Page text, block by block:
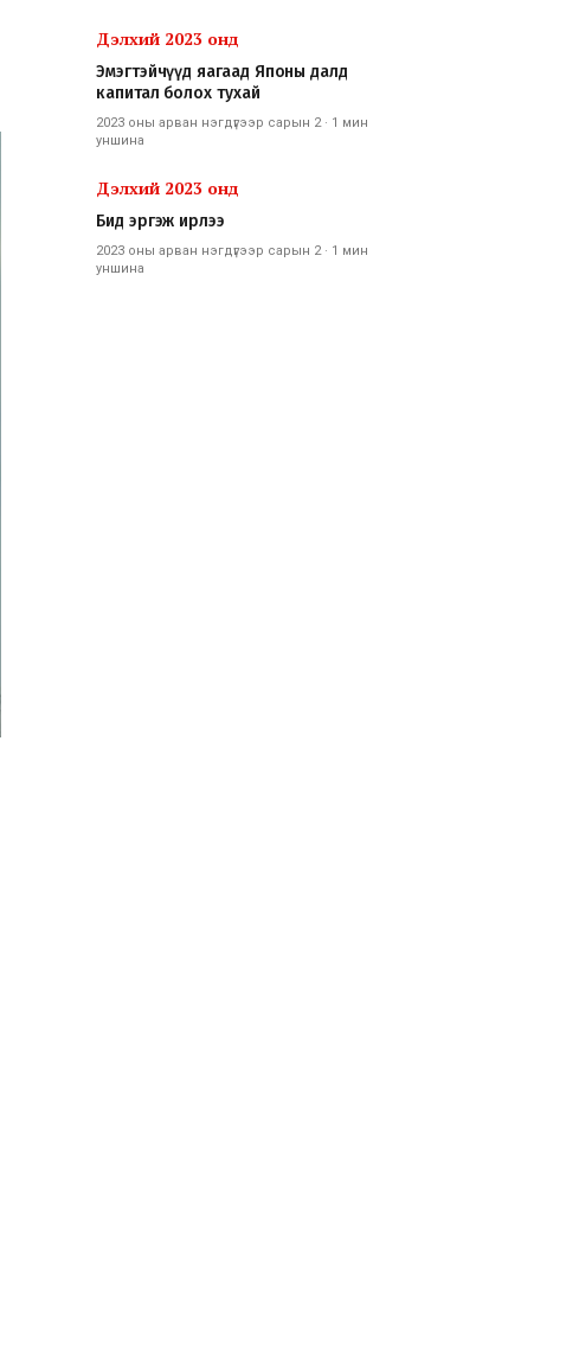
Дэлхий 2023 онд
Эмэгтэйчүүд яагаад Японы далд
капитал болох тухай
2023 оны арван нэгдүгээр сарын 2· 1 мин
уншина
Дэлхий 2023 онд
Бид эргэж ирлээ
2023 оны арван нэгдүгээр сарын 2· 1 мин
уншина